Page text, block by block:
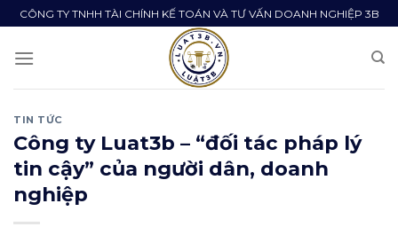
Skip
to
content
CÔNG TY TNHH TÀI CHÍNH KẾ TOÁN VÀ TƯ VẤN DOANH NGHIỆP 3B
TIN TỨC
Công ty Luat3b – “đối tác pháp lý
tin cậy” của người dân, doanh
nghiệp